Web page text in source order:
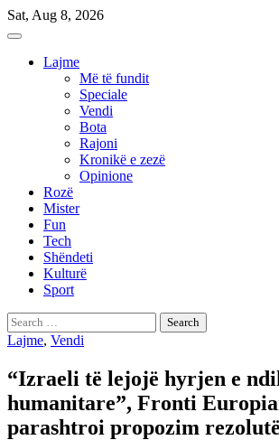
Skip
to
Sat, Aug 8, 2026
Lajme
Më të fundit
Speciale
Vendi
Bota
Rajoni
Kronikë e zezë
Opinione
Rozë
Mister
Fun
Tech
Shëndeti
Kulturë
Sport
Search
for:
Lajme, Vendi
“Izraeli të lejojë hyrjen e
humanitare”, Fronti
parashtroi propozim